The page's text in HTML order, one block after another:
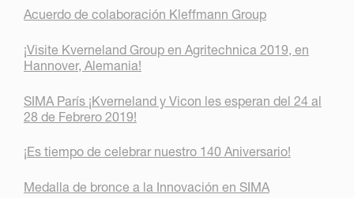
Acuerdo de colaboración Kleffmann Group
¡Visite Kverneland Group en Agritechnica 2019, en
Hannover, Alemania!
SIMA París ¡Kverneland y Vicon les esperan del 24 al
28 de Febrero 2019!
¡Es tiempo de celebrar nuestro 140 Aniversario!
Medalla de bronce a la Innovación en SIMA